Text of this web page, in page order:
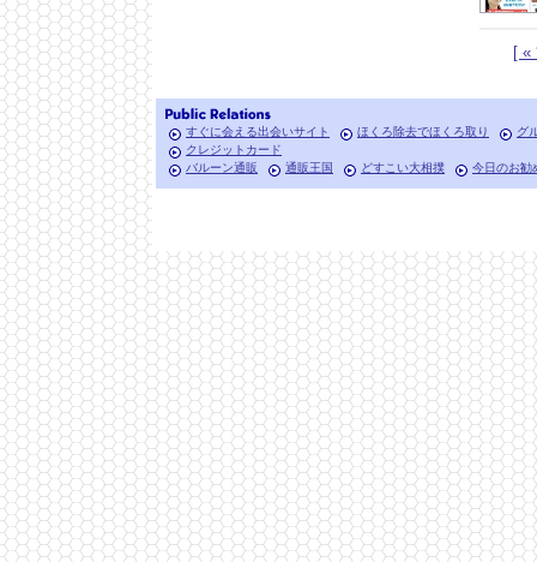
[ «
すぐに会える出会いサイト ほくろ除去でほくろ取り
グ
クレジットカード
バルーン通販
通販王国 どすこい大相撲 今日のお勧